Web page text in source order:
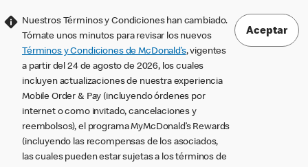
Nuestros Términos y Condiciones han cambiado.
Tómate unos minutos para revisar los nuevos
Términos y Condiciones de McDonald’s, vigentes
a partir del 24 de agosto de 2026, los cuales
incluyen actualizaciones de nuestra experiencia
Mobile Order & Pay (incluyendo órdenes por
internet o como invitado, cancelaciones y
reembolsos), el programa MyMcDonald’s Rewards
(incluyendo las recompensas de los asociados,
las cuales pueden estar sujetas a los términos de
Aceptar